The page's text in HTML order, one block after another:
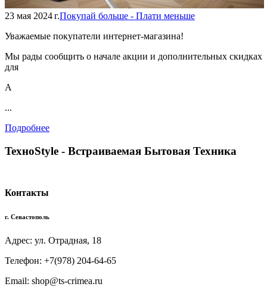
23 мая 2024 г.Покупай больше - Плати меньше
Уважаемые покупатели интернет-магазина!
Мы рады сообщить о начале акции и дополнительных скидках
для
А
...
Подробнее
TexноStyle - Встраиваемая Бытовая Техника
Контакты
г. Севастополь
Адрес: ул. Отрадная, 18
Телефон: +7(978) 204-64-65
Email: shop@ts-crimea.ru